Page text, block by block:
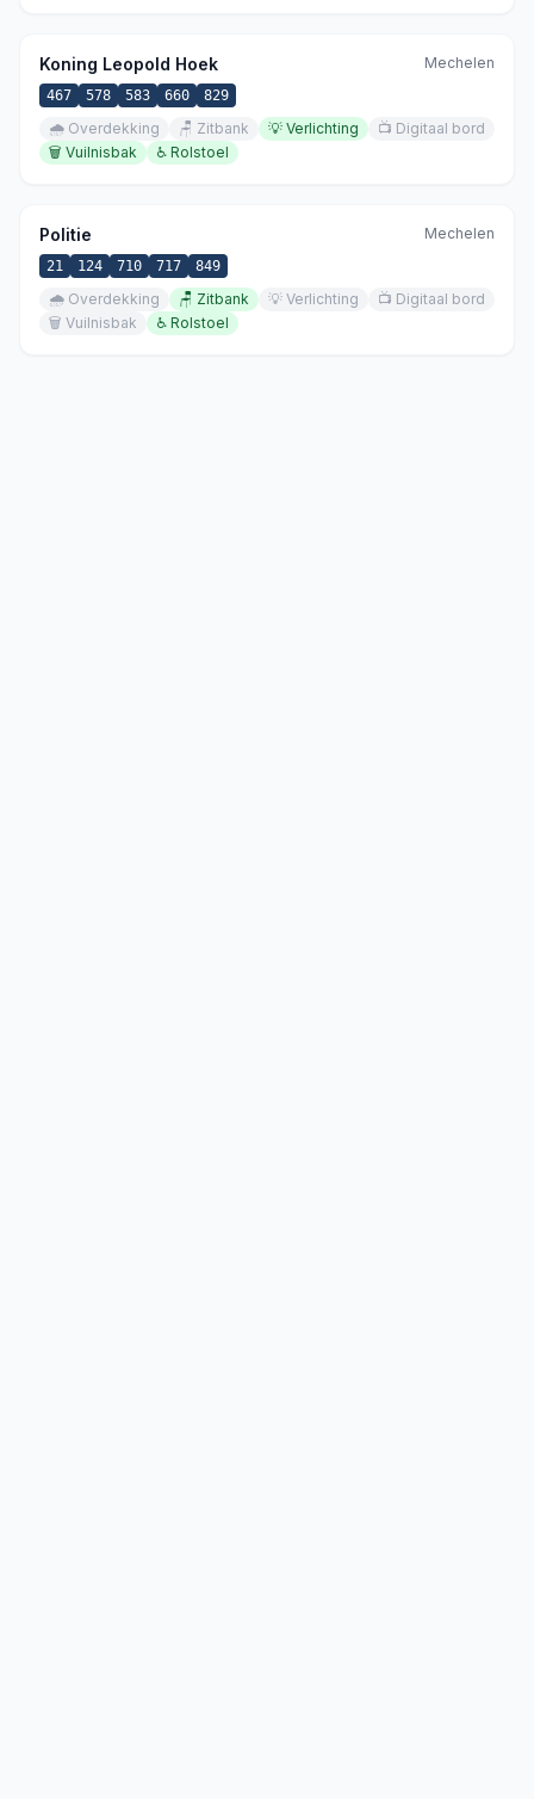
Koning Leopold Hoek Mechelen
467 578 583 660 829
🌧️ Overdekking 🪑 Zitbank 💡 Verlichting 📺 Digitaal bord
🗑️ Vuilnisbak ♿ Rolstoel
Politie Mechelen
21 124 710 717 849
🌧️ Overdekking 🪑 Zitbank 💡 Verlichting 📺 Digitaal bord
🗑️ Vuilnisbak ♿ Rolstoel